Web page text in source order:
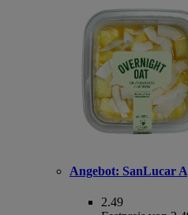
Angebot: SanLucar
2.49